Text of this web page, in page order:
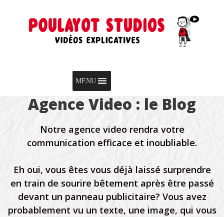
Menu
Skip to content
MENU
Agence Video : le Blog
Notre agence video rendra votre
communication efficace et inoubliable.
Eh oui, vous êtes vous déjà laissé surprendre
en train de sourire bêtement après être passé
devant un panneau publicitaire? Vous avez
probablement vu un texte, une image, qui vous